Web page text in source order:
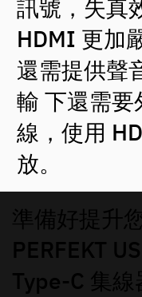
訊號，失真
HDMI 更加
還需提供聲
輸 下還需
線，使用
放。
準備好提升
PERFEKT
Type-C 集線